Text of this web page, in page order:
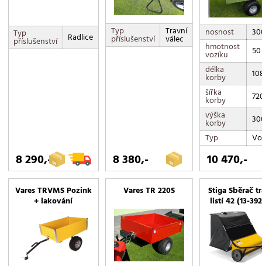
Typ
příslušenství Radlice
8 290,-
Typ
příslušenství
Travní
válec
8 380,-
nosnost
hmotnost
vozíku
délka
korby
šířka
korby
výška
korby
Typ
10 470,-
Vares TRVMS Pozink
+ lakování
Vares TR 220S Stiga Sběrač
listí 42 (13-